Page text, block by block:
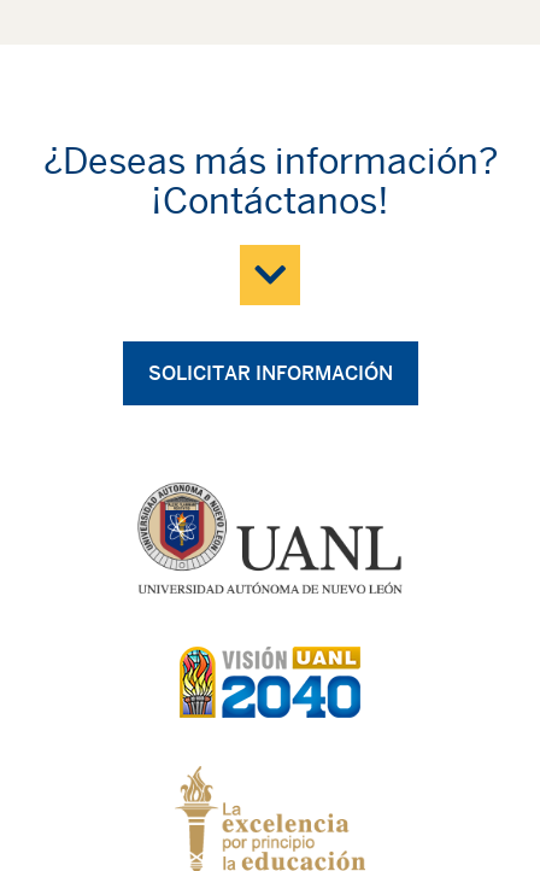
¿Deseas más información?
¡Contáctanos!
SOLICITAR INFORMACIÓN